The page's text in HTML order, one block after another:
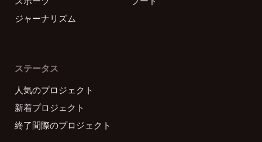
ジャーナリズム
ステータス
人気のプロジェクト
新着プロジェクト
終了間際のプロジェクト